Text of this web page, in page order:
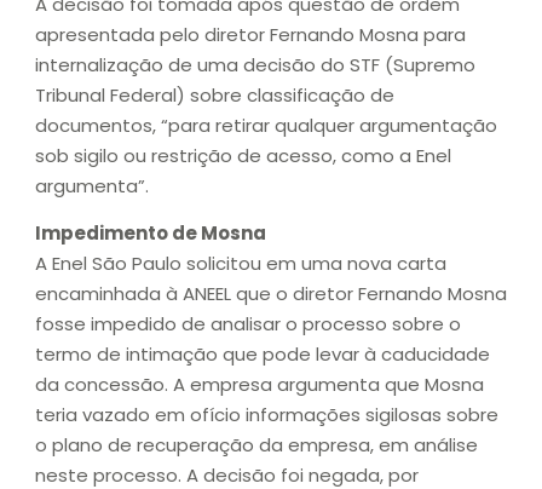
apresentada pelo diretor Fernando Mosna para
internalização de uma decisão do STF (Supremo
Tribunal Federal) sobre classificação de
documentos, “para retirar qualquer argumentação
sob sigilo ou restrição de acesso, como a Enel
argumenta”.
Impedimento de Mosna
A Enel São Paulo solicitou em uma nova carta
encaminhada à ANEEL que o diretor Fernando Mosna
fosse impedido de analisar o processo sobre o
termo de intimação que pode levar à caducidade
da concessão. A empresa argumenta que Mosna
teria vazado em ofício informações sigilosas sobre
o plano de recuperação da empresa, em análise
neste processo. A decisão foi negada, por